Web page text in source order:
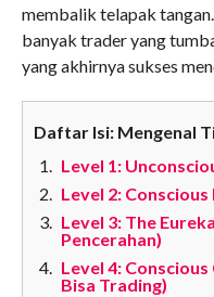
membalik telapak
banyak trader yang
yang akhirnya sukses
Daftar Isi: Mengenal
Level 1:
Level 2:
Level 3: The
Pencerahan)
Level 4:
Bisa Trading)